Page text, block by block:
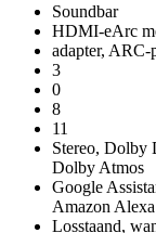
Soundbar
HDMI-eArc
adapter, ARC-
3
0
8
11
Stereo, Dolby
Dolby Atmos
Google
Amazon Alexa
Losstaand,